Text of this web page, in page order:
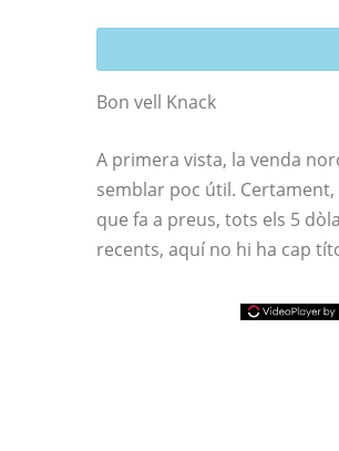
Bon vell Knack
A primera vista, la venda
semblar poc útil. Certament,
que fa a preus, tots els 5
recents, aquí no hi ha cap